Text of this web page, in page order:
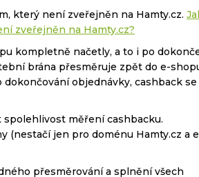
který není zveřejněn na Hamty.cz.
zveřejněn na Hamty.cz?
kompletně načetly, a to i po
brána přesměruje zpět do e-
objednávky, cashback se
měření cashbacku.
(nestačí jen pro doménu Hamty.cz a
přesměrování a splnění všech